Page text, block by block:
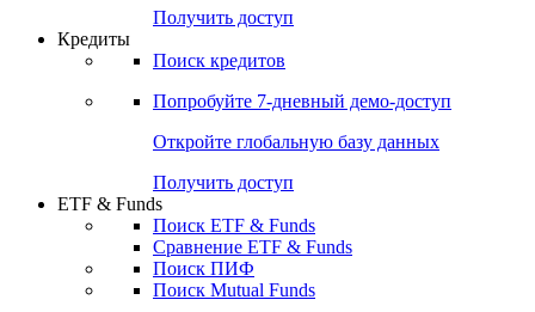
Получить доступ
Кредиты
Поиск кредитов
Попробуйте 7-дневный демо-доступ
Откройте глобальную базу данных
Получить доступ
ETF & Funds
Поиск ETF & Funds
Сравнение ETF & Funds
Поиск ПИФ
Поиск Mutual Funds